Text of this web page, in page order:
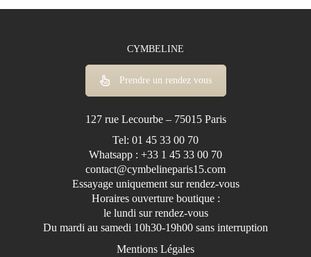
CYMBELINE
Prendre un rendez vous
127 rue Lecourbe – 75015 Paris
Tel: 01 45 33 00 70
Whatsapp : +33 1 45 33 00 70
contact@cymbelineparis15.com
Essayage uniquement sur rendez-vous
Horaires ouverture boutique :
le lundi sur rendez-vous
Du mardi au samedi 10h30-19h00 sans interruption
Mentions Légales